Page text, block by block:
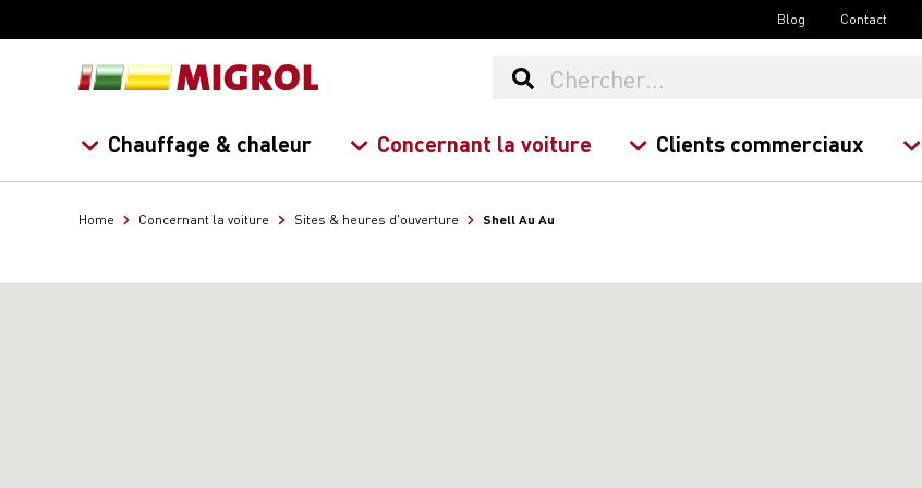
Blog Contact
Chauffage & chaleur Concernant la voiture Clients commerciaux
Home Concernant la voiture Sites & heures d'ouverture Shell Au Au